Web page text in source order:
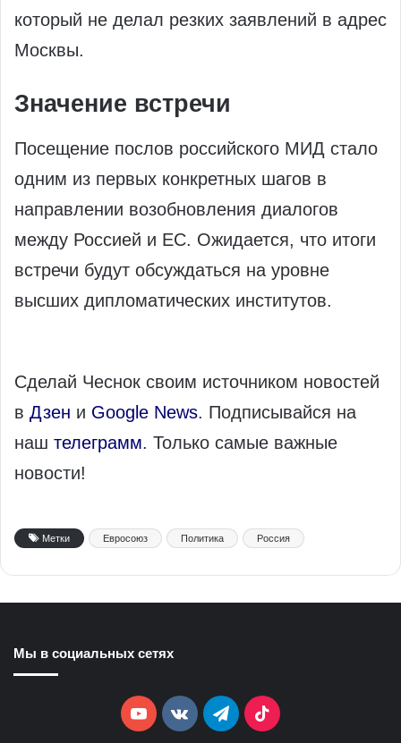
который не делал резких заявлений в адрес
Москвы.
Значение встречи
Посещение послов российского МИД стало
одним из первых конкретных шагов в
направлении возобновления диалогов
между Россией и ЕС. Ожидается, что итоги
встречи будут обсуждаться на уровне
высших дипломатических институтов.
Сделай Чеснок своим источником новостей
в Дзен и Google News. Подписывайся на
наш телеграмм. Только самые важные
новости!
Метки Евросоюз Политика Россия
Мы в социальных сетях
YouTubevk.comTelegramTikTok